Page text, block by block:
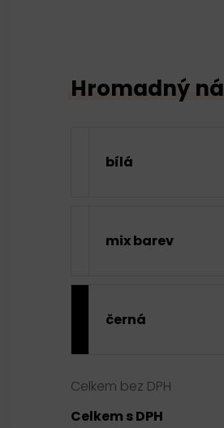
Hromadný
bílá
mix barev
černá
Celkem bez DPH
Celkem s DPH